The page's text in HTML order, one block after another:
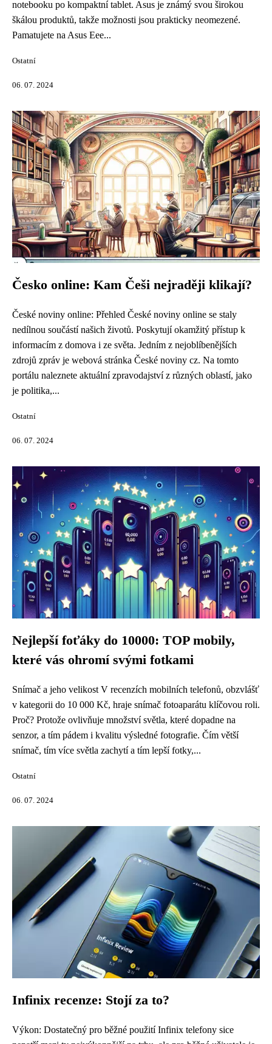
notebooku po kompaktní tablet. Asus je známý svou širokou
škálou produktů, takže možnosti jsou prakticky neomezené.
Pamatujete na Asus Eee...
Ostatní
06. 07. 2024
Česko online: Kam Češi nejraději klikají?
České noviny online: Přehled České noviny online se staly
nedílnou součástí našich životů. Poskytují okamžitý přístup k
informacím z domova i ze světa. Jedním z nejoblíbenějších
zdrojů zpráv je webová stránka České noviny cz. Na tomto
portálu naleznete aktuální zpravodajství z různých oblastí, jako
je politika,...
Ostatní
06. 07. 2024
Nejlepší foťáky do 10000: TOP mobily,
které vás ohromí svými fotkami
Snímač a jeho velikost V recenzích mobilních telefonů, obzvlášť
v kategorii do 10 000 Kč, hraje snímač fotoaparátu klíčovou roli.
Proč? Protože ovlivňuje množství světla, které dopadne na
senzor, a tím pádem i kvalitu výsledné fotografie. Čím větší
snímač, tím více světla zachytí a tím lepší fotky,...
Ostatní
06. 07. 2024
Infinix recenze: Stojí za to?
Výkon: Dostatečný pro běžné použití Infinix telefony sice